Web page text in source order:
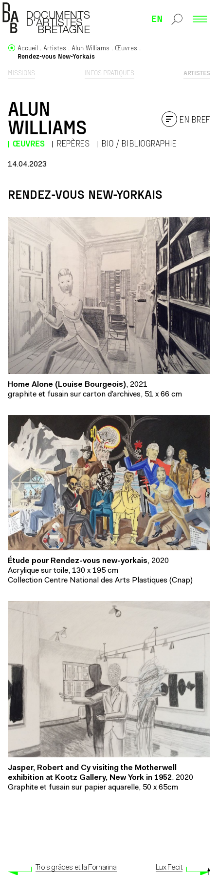
EN
MISSIONS INFOS PRATIQUES ARTISTES
Accueil Artistes Alun Williams
Œuvres
Rendez-vous New-Yorkais
ALUN
WILLIAMS
ŒUVRES REPÈRES BIO / BIBLIOGRAPHIE
EN BREF
14.04.2023
RENDEZ-VOUS NEW-YORKAIS
Home Alone (Louise Bourgeois), 2021
graphite et fusain sur carton d’archives, 51 x 66 cm
Étude pour Rendez-vous new-yorkais, 2020
Acrylique sur toile, 130 x 195 cm
Collection Centre National des Arts Plastiques (Cnap)
Jasper, Robert and Cy visiting the Motherwell
exhibition at Kootz Gallery, New York in 1952, 2020
Graphite et fusain sur papier aquarelle, 50 x 65cm
Trois grâces et la Fornarina Lux Fecit